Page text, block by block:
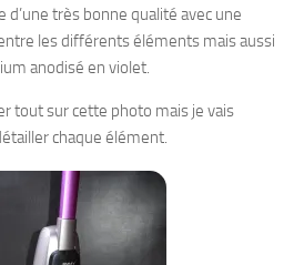
d’une très bonne qualité avec une
les différents éléments mais aussi
anodisé en violet.
tout sur cette photo mais je vais
chaque élément.